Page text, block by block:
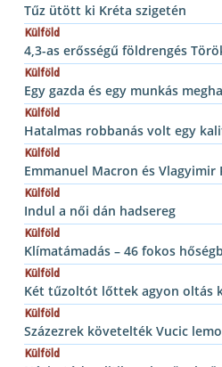
Tűz ütött ki Kréta szigetén
Külföld
4,3-as erősségű földrengés
Külföld
Egy gazda és egy munkás
Külföld
Hatalmas robbanás volt egy
Külföld
Emmanuel Macron és
Külföld
Indul a női dán hadsereg
Külföld
Klímatámadás – 46 fokos
Külföld
Két tűzoltót lőttek agyon oltás
Külföld
Százezrek követelték Vucic
Külföld